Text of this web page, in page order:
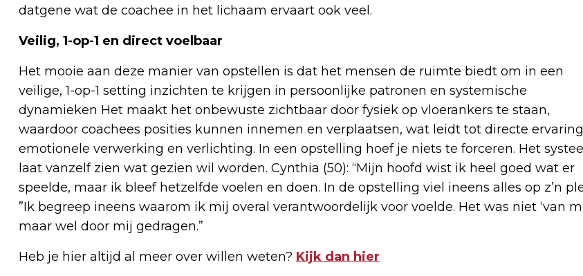
datgene wat de coachee in het lichaam ervaart ook veel.
Veilig, 1-op-1 en direct voelbaar
Het mooie aan deze manier van opstellen is dat het mensen de ruimte biedt om in een
veilige, 1-op-1 setting inzichten te krijgen in persoonlijke patronen en systemische
dynamieken Het maakt het onbewuste zichtbaar door fysiek op vloerankers te staan,
waardoor coachees posities kunnen innemen en verplaatsen, wat leidt tot directe
emotionele verwerking en verlichting. In een opstelling hoef je niets te forceren. Het
laat vanzelf zien wat gezien wil worden. Cynthia (50): “Mijn hoofd wist ik heel goed wat er
speelde, maar ik bleef hetzelfde voelen en doen. In de opstelling viel ineens alles op z’n
”Ik begreep ineens waarom ik mij overal verantwoordelijk voor voelde. Het was niet ‘van
maar wel door mij gedragen.”
Heb je hier altijd al meer over willen weten? Kijk dan hier